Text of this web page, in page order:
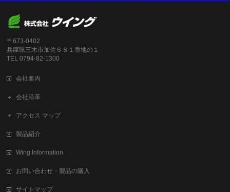
〒673-0402
兵庫県三木市加佐６８１番地の１
TEL 0794-82-1300
会社案内
会社沿革
アクセス マップ
製品紹介
Wing Information
お問い合わせ・製品の購入
サイトマップ